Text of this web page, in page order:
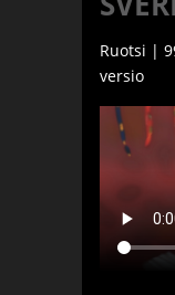
Ruotsi |
versio